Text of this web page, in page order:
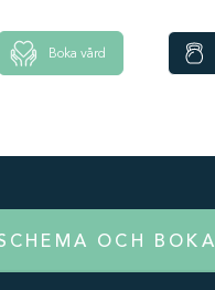
Boka vård
OCH BOKA